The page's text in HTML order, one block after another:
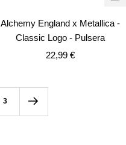
+
Alchemy England x Metallica -
Classic Logo - Pulsera
Precio
venta
22,99 €
3